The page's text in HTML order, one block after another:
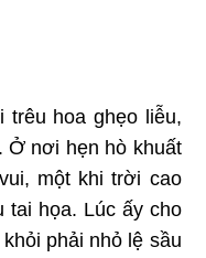
trêu hoa ghẹo liễu,
Ở nơi hẹn hò khuất
một khi trời cao
tai họa. Lúc ấy cho
phải nhỏ lệ sầu